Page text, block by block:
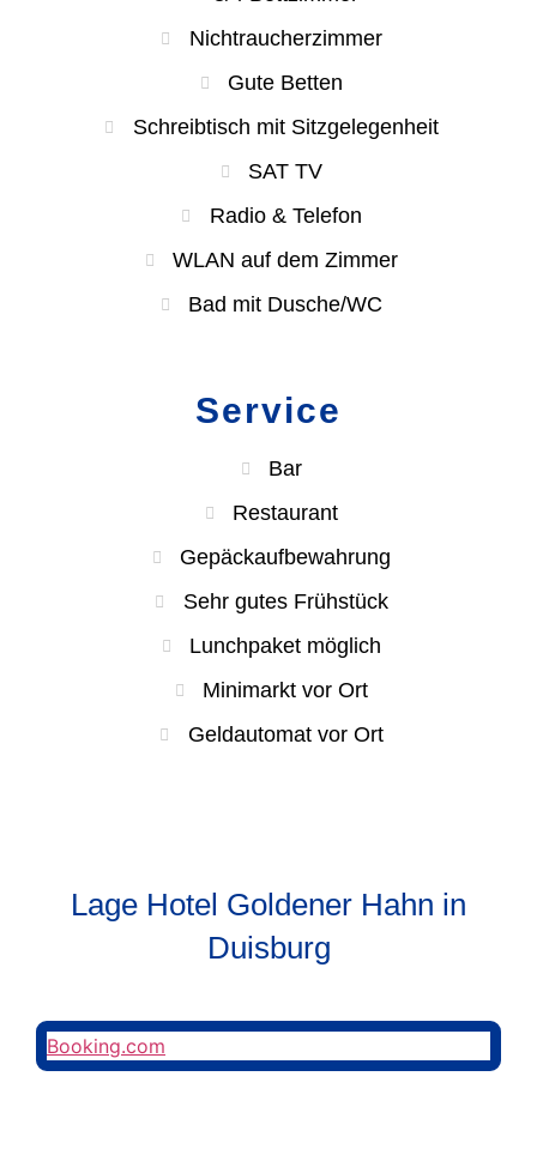
Nichtraucherzimmer
Gute Betten
Schreibtisch mit Sitzgelegenheit
SAT TV
Radio & Telefon
WLAN auf dem Zimmer
Bad mit Dusche/WC
Service
Bar
Restaurant
Gepäckaufbewahrung
Sehr gutes Frühstück
Lunchpaket möglich
Minimarkt vor Ort
Geldautomat vor Ort
Lage Hotel Goldener Hahn in
Duisburg
Booking.com